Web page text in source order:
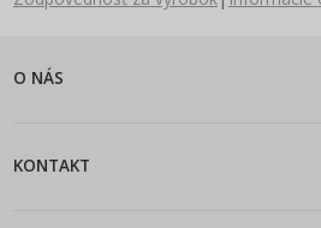
O NÁS
KONTAKT